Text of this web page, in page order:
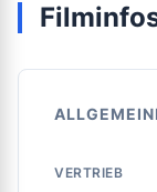
VERTRIEB